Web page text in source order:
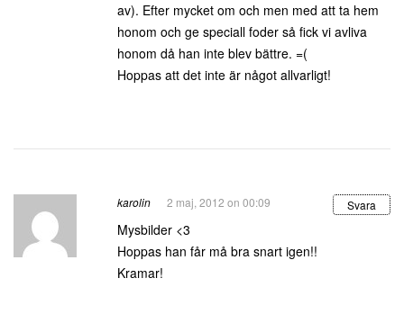
av). Efter mycket om och men med att ta hem
honom och ge speciall foder så fick vi avliva
honom då han inte blev bättre. =(
Hoppas att det inte är något allvarligt!
karolin 2 maj, 2012 on 00:09 Svara
Mysbilder <3
Hoppas han får må bra snart igen!!
Kramar!